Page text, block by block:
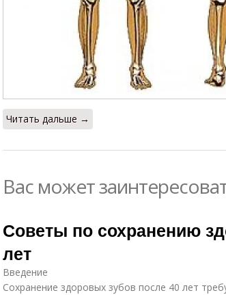
Читать дальше →
Вас может
Советы по сохранению
лет
Введение
Сохранение здоровых зубов после 40 лет